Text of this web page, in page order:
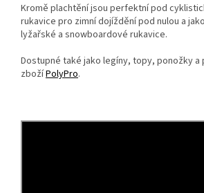
Kromě plachtění jsou perfektní pod
rukavice pro zimní dojíždění pod nulou a
lyžařské a snowboardové rukavice.
Dostupné také jako legíny, topy, ponožky a
zbožíPolyPro.